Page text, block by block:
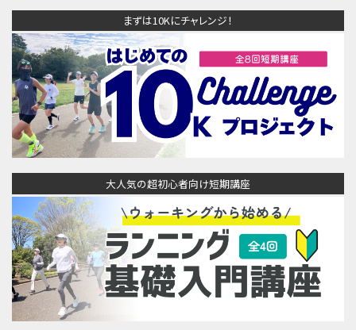
まずは10Kにチャレンジ！
大人気の超初心者向け短期講座